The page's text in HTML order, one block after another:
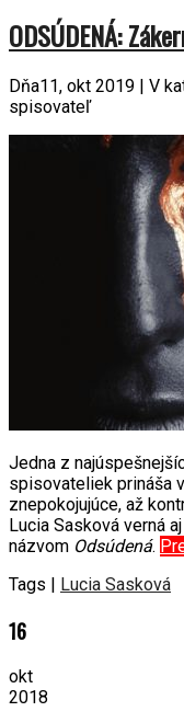
ODSÚDENÁ:
Dňa11, okt 2019 | V
spisovateľ
Jedna z
spisovateliek prináša
znepokojujúce, až
Lucia Sasková verná
názvom Odsúdená.
Tags |
Lucia Sasková
16
okt
2018